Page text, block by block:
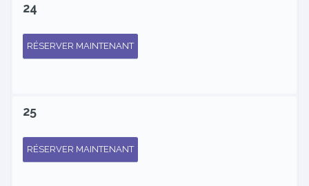
24
RÉSERVER MAINTENANT
25
RÉSERVER MAINTENANT